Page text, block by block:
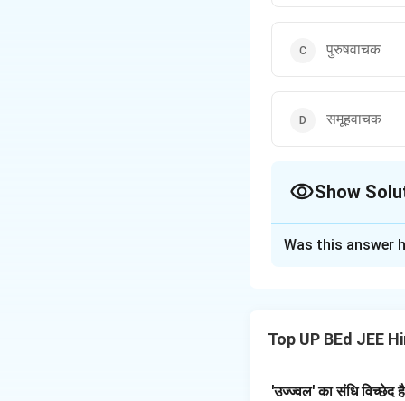
पुरुषवाचक
समूहवाचक
Show
कहते हैं जो किसी
मित्र:यह एक
Was this answer
Top UP BEd JEE
'उज्ज्वल' का संधि विच्छेद